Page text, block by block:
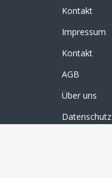
Kontakt
Impressum
Kontakt
AGB
Über uns
Datenschutz